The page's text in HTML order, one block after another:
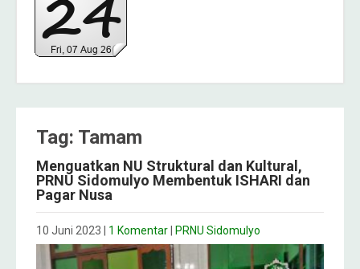
Tag: Tamam
Menguatkan NU Struktural dan Kultural,
PRNU Sidomulyo Membentuk ISHARI dan
Pagar Nusa
10 Juni 2023 1 Komentar PRNU Sidomulyo